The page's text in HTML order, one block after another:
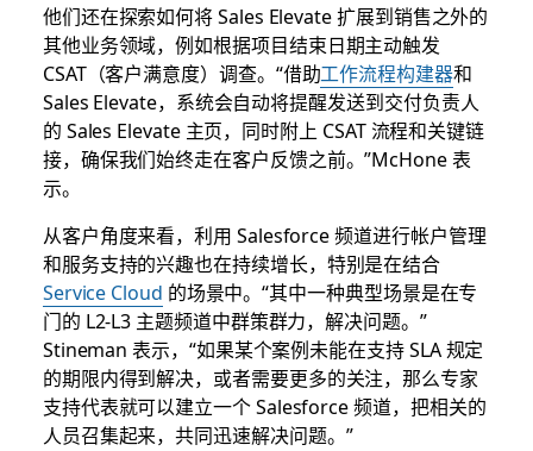
他们还在探索如何将 Sales Elevate 扩展到销售之外的
其他业务领域，例如根据项目结束日期主动触发
CSAT（客户满意度）调查。​“借助工作流程构建器和
Sales Elevate，系统会自动将提醒发送到交付负责人
的 Sales Elevate 主页，同时附上 CSAT 流程和关键链
接，确保我们始终走在客户反馈之前。”McHone 表
示。
从客户角度来看，利用 Salesforce 频道进行帐户管理
和服务支持的兴趣也在持续增长，特别是在结合
Service Cloud 的场景中。“其中一种典型场景是在专
门的 L2-L3 主题频道中群策群力，解决问题。”
Stineman 表示，“如果某个案例未能在支持 SLA 规定
的期限内得到解决，或者需要更多的关注，那么专家
支持代表就可以建立一个 Salesforce 频道，把相关的
人员召集起来，共同迅速解决问题。”